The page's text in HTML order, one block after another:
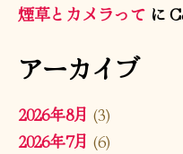
煙草とカメラってに
アーカイブ
2026年8月 (3)
2026年7月 (6)